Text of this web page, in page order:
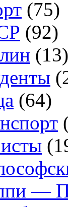
(75)
(92)
(13)
(64)
—